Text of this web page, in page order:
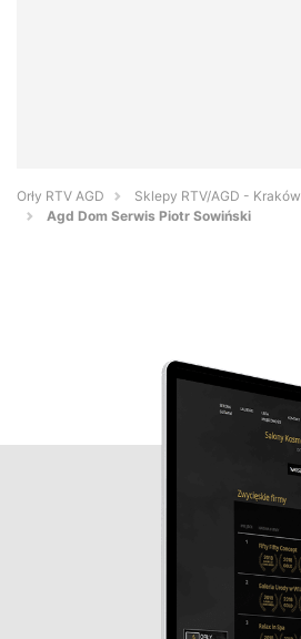
Orły RTV AGD
Sklepy RTV/AGD - Kraków
Agd Dom Serwis Piotr Sowiński